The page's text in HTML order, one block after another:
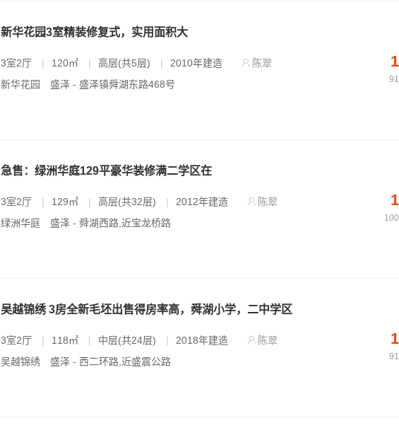
新华花园3室精装修复式，实用面积大
3室2厅 | 120㎡ | 高层(共5层) | 2010年建造
陈翠
新华花园
盛泽 - 盛泽镇舜湖东路468号
急售：绿洲华庭129平豪华装修满二学区在
3室2厅 | 129㎡ | 高层(共32层) | 2012年建造
陈翠
绿洲华庭
盛泽 - 舜湖西路,近宝龙桥路
吴越锦绣 3房全新毛坯出售得房率高，舜湖小学，二中学区
3室2厅 | 118㎡ | 中层(共24层) | 2018年建造
陈翠
吴越锦绣
盛泽 - 西二环路,近盛震公路